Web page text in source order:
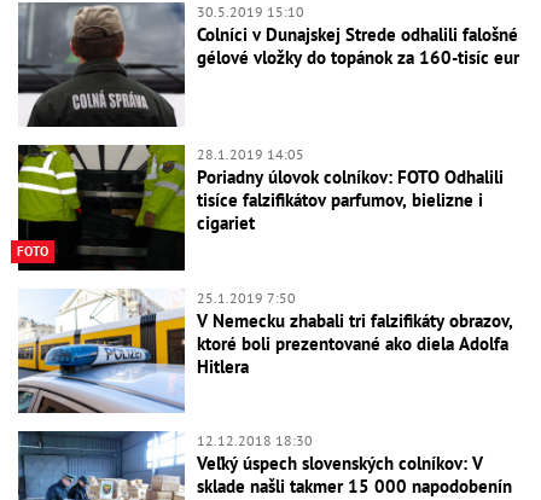
30.5.2019 15:10
Colníci v Dunajskej Strede odhalili falošné
gélové vložky do topánok za 160-tisíc eur
FOTO
28.1.2019 14:05
Poriadny úlovok colníkov: FOTO Odhalili
tisíce falzifikátov parfumov, bielizne i
cigariet
25.1.2019 7:50
V Nemecku zhabali tri falzifikáty obrazov,
ktoré boli prezentované ako diela Adolfa
Hitlera
12.12.2018 18:30
Veľký úspech slovenských colníkov: V
sklade našli takmer 15 000 napodobenín